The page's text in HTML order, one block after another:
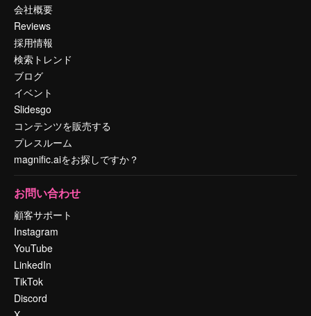
会社概要
Reviews
採用情報
検索トレンド
ブログ
イベント
Slidesgo
コンテンツを販売する
プレスルーム
magnific.aiをお探しですか？
お問い合わせ
顧客サポート
Instagram
YouTube
LinkedIn
TikTok
Discord